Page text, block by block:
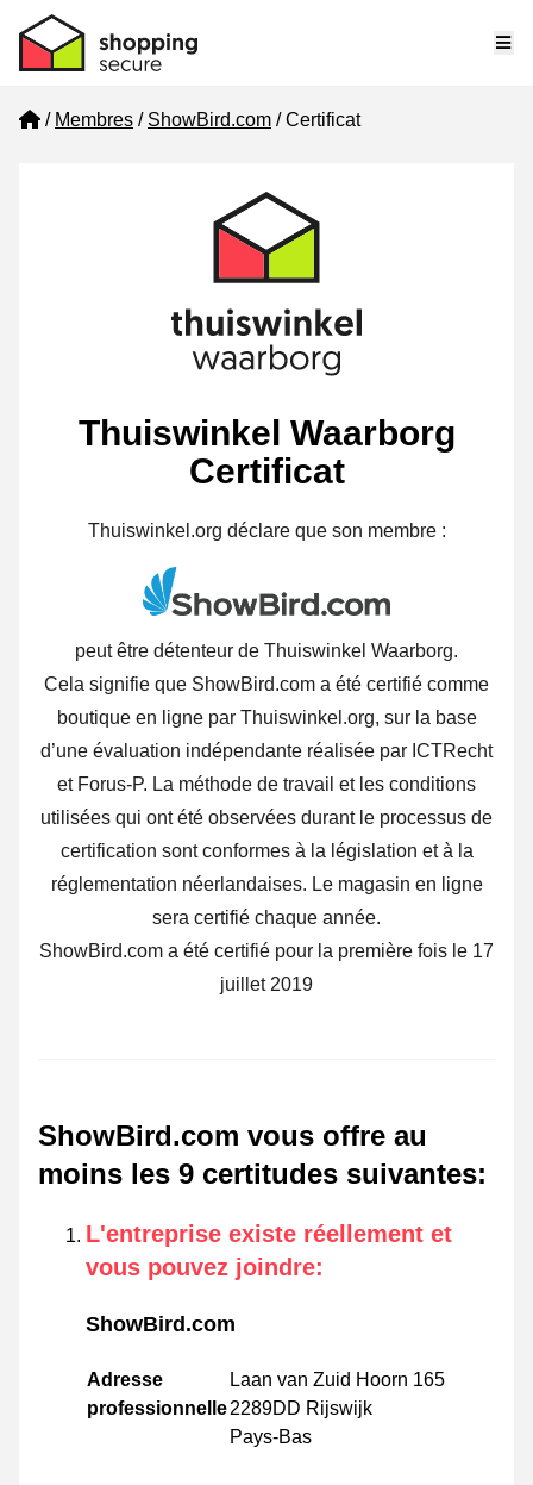
Home
Membres ShowBird.com Certificat
Thuiswinkel Waarborg
Certificat
Thuiswinkel.org déclare que son membre :
peut être détenteur de Thuiswinkel Waarborg.
Cela signifie que ShowBird.com a été certifié comme
boutique en ligne par Thuiswinkel.org, sur la base
d’une évaluation indépendante réalisée par ICTRecht
et Forus-P. La méthode de travail et les conditions
utilisées qui ont été observées durant le processus de
certification sont conformes à la législation et à la
réglementation néerlandaises. Le magasin en ligne
sera certifié chaque année.
ShowBird.com a été certifié pour la première fois le 17
juillet 2019
ShowBird.com vous offre au
moins les 9 certitudes suivantes:
L'entreprise existe réellement et
vous pouvez joindre:
ShowBird.com
Adresse
professionnelle
Laan van Zuid Hoorn 165
2289DD Rijswijk
Pays-Bas